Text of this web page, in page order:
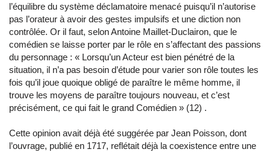
l’équilibre du système déclamatoire menacé puisqu’il n’autorise
pas l’orateur à avoir des gestes impulsifs et une diction non
contrôlée. Or il faut, selon Antoine Maillet-Duclairon, que le
comédien se laisse porter par le rôle en s’affectant des passions
du personnage : « Lorsqu’un Acteur est bien pénétré de la
situation, il n’a pas besoin d’étude pour varier son rôle toutes les
fois qu’il joue quoique obligé de paraître le même homme, il
trouve les moyens de paraître toujours nouveau, et c’est
précisément, ce qui fait le grand Comédien » (12) .
Cette opinion avait déjà été suggérée par Jean Poisson, dont
l’ouvrage, publié en 1717, reflétait déjà la coexistence entre une